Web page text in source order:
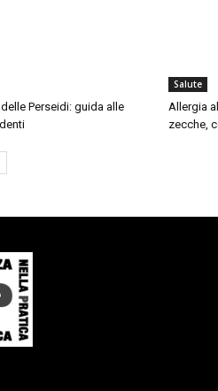
Perseidi: guida alle
Salute
Allergia
zecche,